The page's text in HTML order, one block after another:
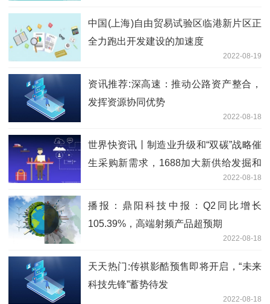
中国(上海)自由贸易试验区临港新片区正
全力跑出开发建设的加速度
2022-08-19
资讯推荐:深高速：推动公路资产整合，
发挥资源协同优势
2022-08-18
世界快资讯丨制造业升级和“双碳”战略催
生采购新需求，1688加大新供给发掘和
2022-08-18
播报：鼎阳科技中报：Q2同比增长
105.39%，高端射频产品超预期
2022-08-18
天天热门:传祺影酷预售即将开启，“未来
科技先锋”蓄势待发
2022-08-18